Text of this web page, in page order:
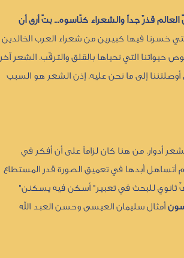
العالم قذرٌ جداً والشعراء كنّاسوه... بتّ أرى أن
خسرنا فيها كبيرين من شعراء العرب الخالدين
حيواتنا التي نحياها بالقلق والترقّب. الشعر آخر
إلى ما نحن عليه. إذن الشعر هو السبب
أدوار. من هنا كان لزاماً على أن أفكر في
لم أتساهل أبدها في تعميق الصورة قدر المستطاع
ثانوي للبحث في تعبير" أسكن فيه يسكنن"
أمثال سليمان العيسى وحسن العبد الله